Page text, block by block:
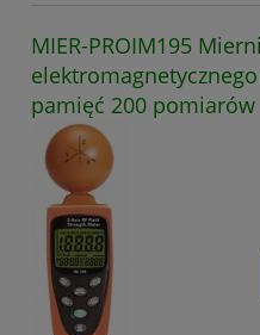
MIER-PROIM195
pamięć 200 pomiarów